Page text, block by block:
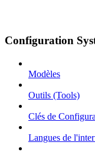
Configuration
Modèles
Outils (Tools)
Clés de
Langues de